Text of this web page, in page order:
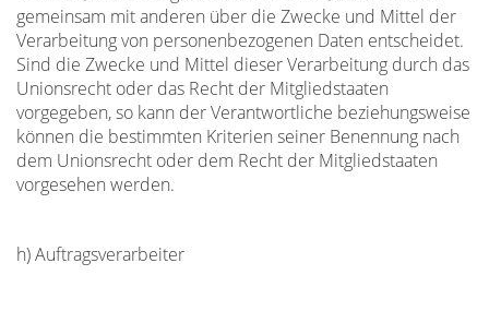
gemeinsam mit anderen über die Zwecke und Mittel der
Verarbeitung von personenbezogenen Daten entscheidet.
Sind die Zwecke und Mittel dieser Verarbeitung durch das
Unionsrecht oder das Recht der Mitgliedstaaten
vorgegeben, so kann der Verantwortliche beziehungsweise
können die bestimmten Kriterien seiner Benennung nach
dem Unionsrecht oder dem Recht der Mitgliedstaaten
vorgesehen werden.
h) Auftragsverarbeiter